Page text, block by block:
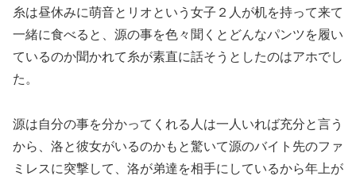
糸は昼休みに萌音とリオという女子２人が机を持って来て
一緒に食べると、源の事を色々聞くとどんなパンツを履い
ているのか聞かれて糸が素直に話そうとしたのはアホでし
た。
源は自分の事を分かってくれる人は一人いれば充分と言う
から、洛と彼女がいるのかもと驚いて源のバイト先のファ
ミレスに突撃して、洛が弟達を相手にしているから年上が